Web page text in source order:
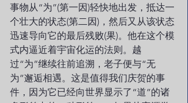
事物从“为”(第一因)轻快地出发，抵达一
个壮大的状态(第二因)，然后又从该状态
迅速导向它的最后残败(果)。他在这个模
式内逼近着宇宙化运的法则。越
过“为”继续往前追溯，老子便与“无
为”邂逅相遇。这是值得我们庆贺的事
件，因为它已经向世界显示了“道”的诸